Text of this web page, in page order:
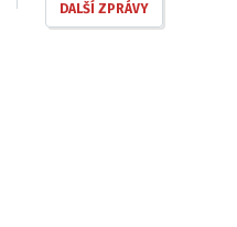
DALŠÍ ZPRÁVY